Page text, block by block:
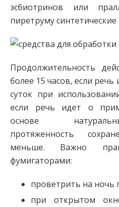
эсбиотринов или
пиретруму
Продолжительность
более 15 часов, если речь
суток при
если речь идет о
основе
протяженность
меньше. Важно
фумигаторами:
проветрить на ночь
при открытом